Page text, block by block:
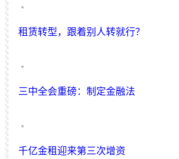
租赁转型，跟着别人转就行？
三中全会重磅：制定金融法
千亿金租迎来第三次增资